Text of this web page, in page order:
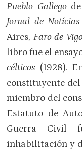
Pueblo Gallego
Jornal de Notícias
Aires, Faro de
libro fue el
célticos (1928).
constituyente
miembro del
Estatuto de
Guerra Civil
inhabilitación y